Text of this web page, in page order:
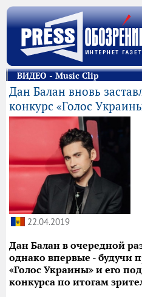
ВИДЕО - Music Clip
Дан Балан вновь
конкурс «Голос
22.04.2019
Дан Балан в очередной
однако впервые - будучи
«Голос Украины» и его
конкурса по итогам